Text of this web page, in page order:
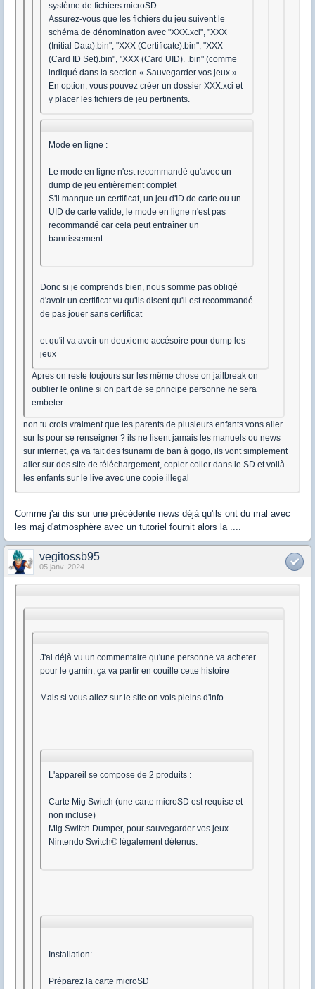
système de fichiers microSD
Assurez-vous que les fichiers du jeu suivent le
schéma de dénomination avec "XXX.xci", "XXX
(Initial Data).bin", "XXX (Certificate).bin", "XXX
(Card ID Set).bin", "XXX (Card UID). .bin" (comme
indiqué dans la section « Sauvegarder vos jeux »
En option, vous pouvez créer un dossier XXX.xci et
y placer les fichiers de jeu pertinents.
Mode en ligne :
Le mode en ligne n'est recommandé qu'avec un
dump de jeu entièrement complet
S'il manque un certificat, un jeu d'ID de carte ou un
UID de carte valide, le mode en ligne n'est pas
recommandé car cela peut entraîner un
bannissement.
Donc si je comprends bien, nous somme pas obligé
d'avoir un certificat vu qu'ils disent qu'il est recommandé
de pas jouer sans certificat
et qu'il va avoir un deuxieme accésoire pour dump les
jeux
Apres on reste toujours sur les même chose on jailbreak on
oublier le online si on part de se principe personne ne sera
embeter.
non tu crois vraiment que les parents de plusieurs enfants vons aller
sur ls pour se renseigner ? ils ne lisent jamais les manuels ou news
sur internet, ça va fait des tsunami de ban à gogo, ils vont simplement
aller sur des site de téléchargement, copier coller dans le SD et voilà
les enfants sur le live avec une copie illegal
Comme j'ai dis sur une précédente news déjà qu'ils ont du mal avec
les maj d'atmosphère avec un tutoriel fournit alors la ....
vegitossb95
05 janv. 2024
J'ai déjà vu un commentaire qu'une personne va acheter
pour le gamin, ça va partir en couille cette histoire
Mais si vous allez sur le site on vois pleins d'info
L'appareil se compose de 2 produits :
Carte Mig Switch (une carte microSD est requise et
non incluse)
Mig Switch Dumper, pour sauvegarder vos jeux
Nintendo Switch© légalement détenus.
Installation:
Préparez la carte microSD